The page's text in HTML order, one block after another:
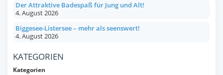
Der Attraktive Badespaß für Jung und Alt!
4. August 2026
Biggesee-Listersee – mehr als seenswert!
4. August 2026
KATEGORIEN
Kategorien